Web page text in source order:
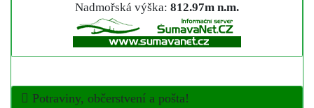
Nadmořská výška: 812.97m n.m.
Potraviny, občerstvení a pošta!